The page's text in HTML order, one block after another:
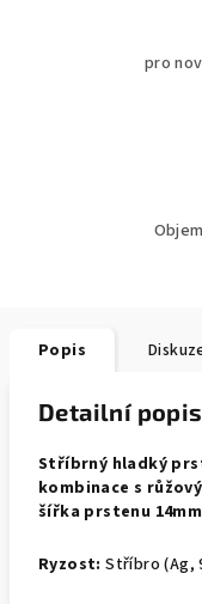
pro
Popis
Detailní
Stříbrný hladký
kombinace s
šířka prstenu
Ryzost: Stříbro (Ag,